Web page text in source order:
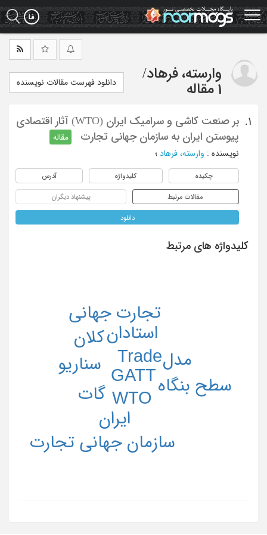
Skip
to
main
وارسته، فرهاد/
1 مقاله
دانلود فهرست مقالات نویسنده
1.
بر صنعت کاشی و سرامیک ایران (WTO) آثار اقتصادی
پیوستن ایران به سازمان جهانی تجارت
مقاله
نویسنده : وارسته، فرهاد ؛
چکیده کلیدواژه آدرس
مقالات مرتبط پیشنهاد دیگران
دانلود
کلیدواژه های مرتبط
GATT
Trade
WTO
استادان
ایران
تجارت جهانی
سازمان جهانی تجارت
سطح بنگاه
سناریو
گات
مدل
کلان